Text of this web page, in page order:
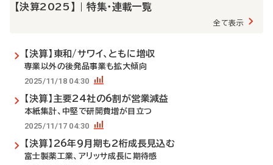
【決算2025】 | 特集・連載一覧
全て表示
【決算】東和/サワイ、ともに増収
専業以外の後発品事業も拡大傾向
2025/11/18 04:30
【決算】主要24社の6割が営業減益
本紙集計、中堅で研開費増が目立つ
2025/11/17 04:30
【決算】26年9月期も2桁成長見込む
富士製薬工業、アリッサ成長に期待感